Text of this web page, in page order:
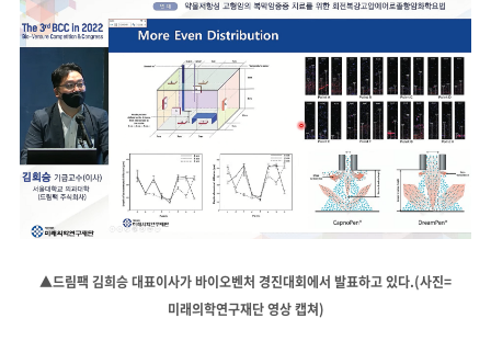
▲드림팩 김희승 대표이사가 바이오벤처 경진대회에서 발표하고 있다.(사진=
미래의학연구재단 영상 캡쳐)